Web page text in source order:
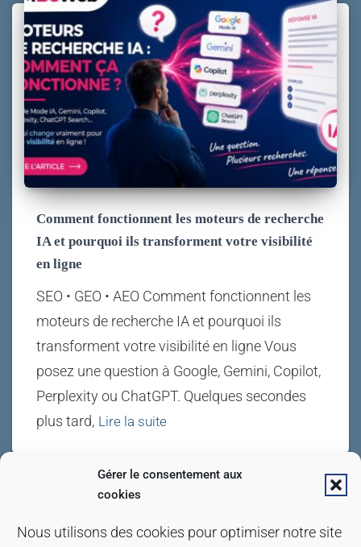
Gérer le consentement aux
cookies
Nous utilisons des cookies pour optimiser notre site
pour améliorer votre expérience. En cliquant sur
Comment fonctionnent les moteurs de recherche
IA et pourquoi ils transforment votre visibilité
en ligne
SEO • GEO • AEO Comment fonctionnent les
moteurs de recherche IA et pourquoi ils
transforment votre visibilité en ligne Vous
posez une question à Google, Gemini, Copilot,
Perplexity ou ChatGPT. Quelques secondes
plus tard, Lire la suite
POLITIQUE DE CONFIDENTIALITÉ